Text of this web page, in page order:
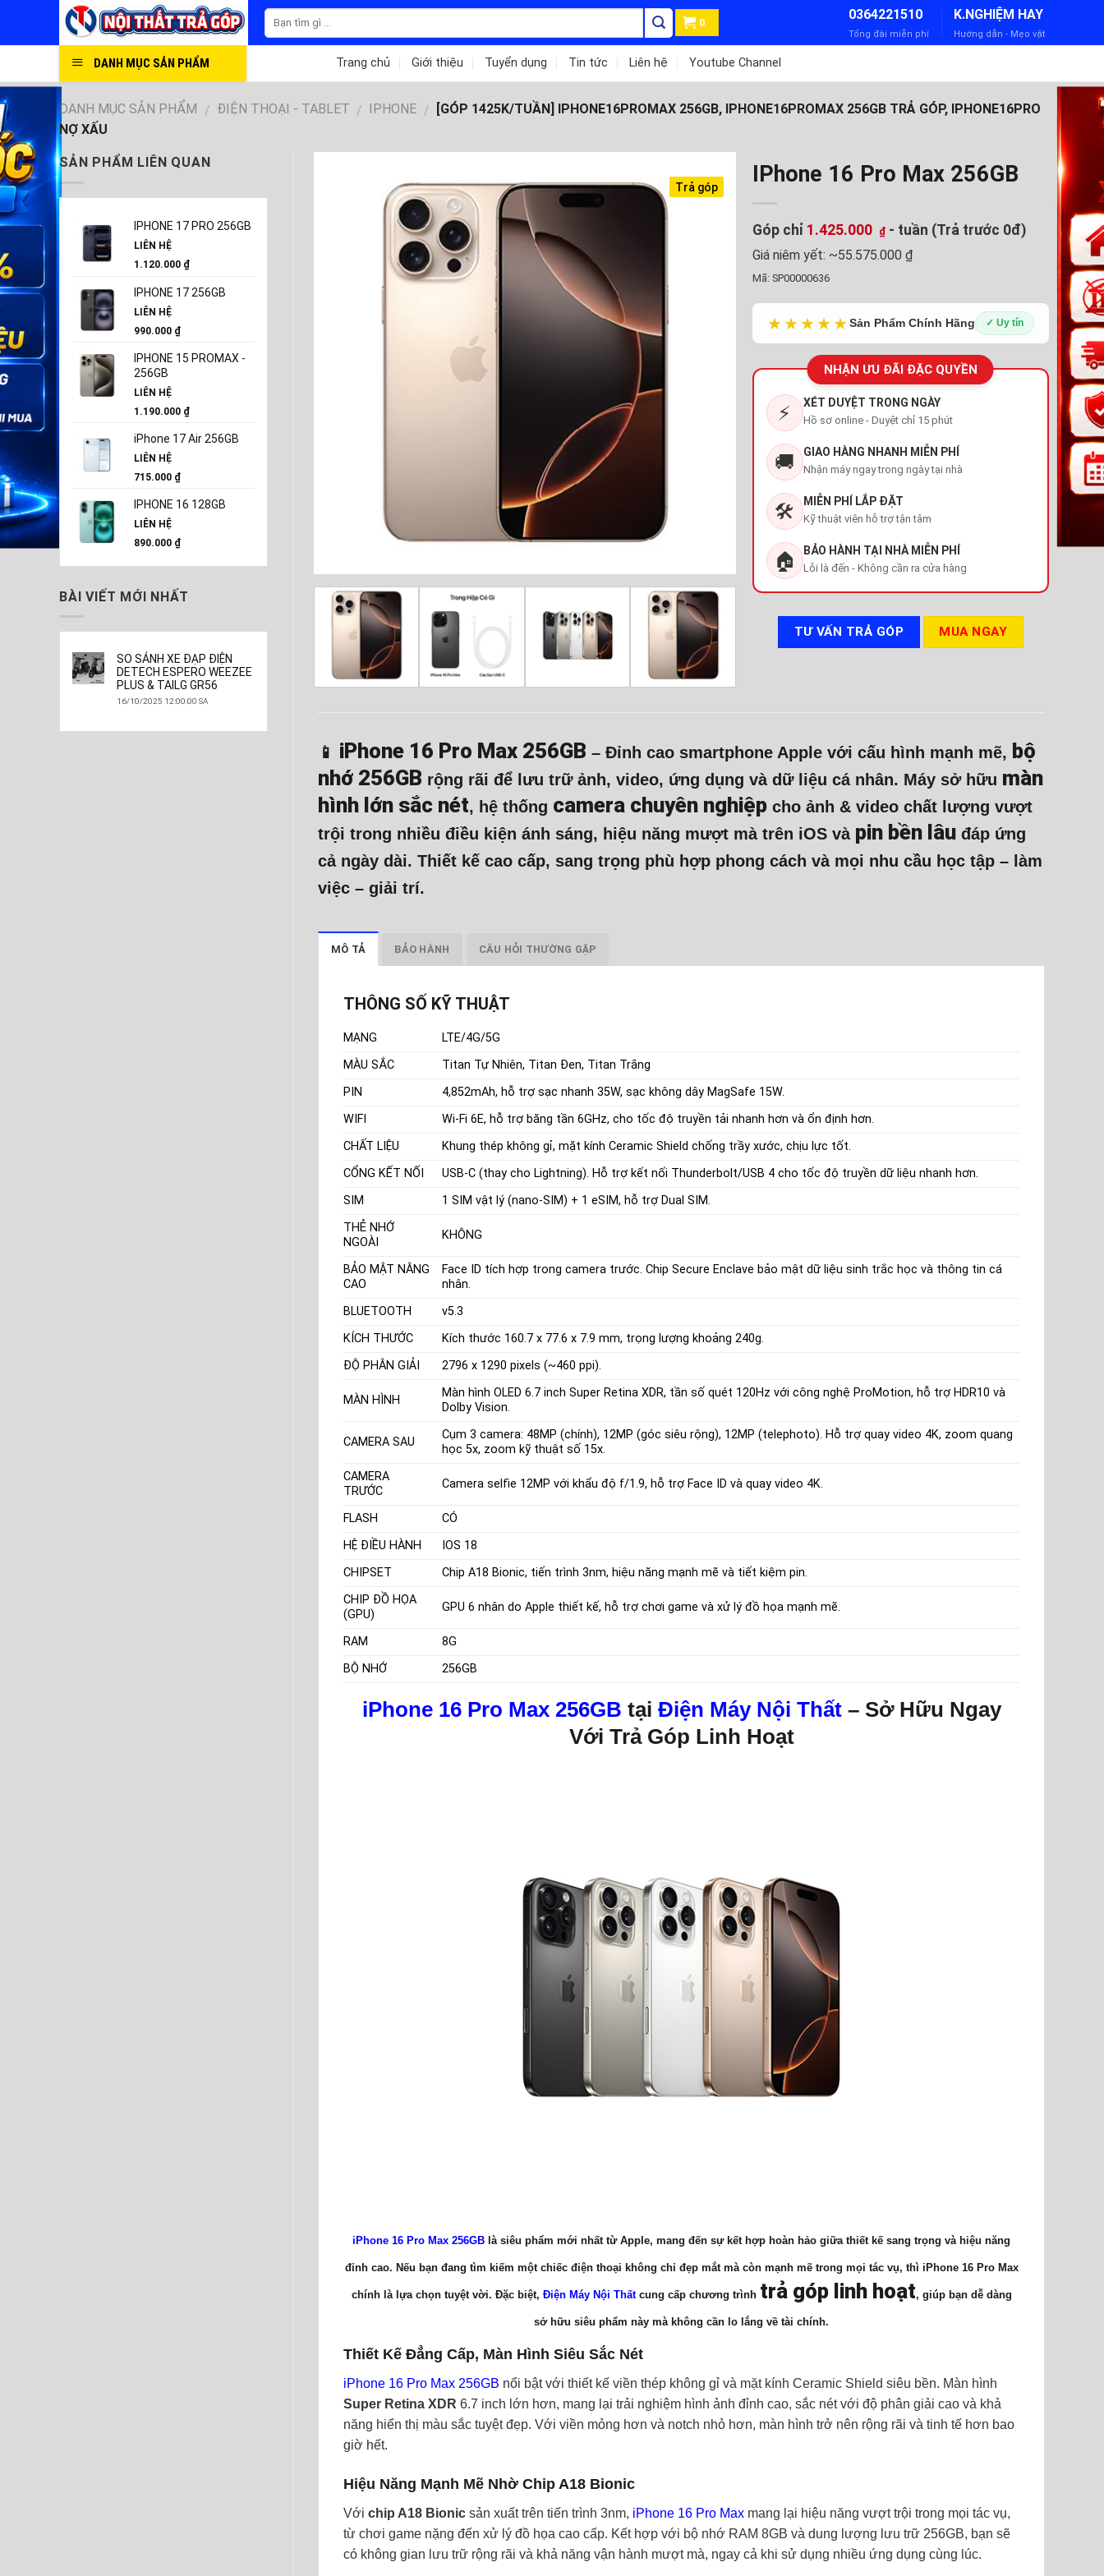
0
0364221510
Tổng đài miễn phí
K.NGHIỆM HAY
Hướng dẫn - Mẹo vặt
DANH MỤC SẢN PHẨM Trang chủ Giới thiệu Tuyển dụng Tin tức Liên hệ Youtube Channel
DANH MỤC SẢN PHẨM / ĐIỆN THOẠI - TABLET / IPHONE /
[GÓP 1425K/TUẦN] IPHONE16PROMAX 256GB, IPHONE16PROMAX 256GB TRẢ GÓP, IPHONE16PRO
NỢ XẤU
Trả góp IPhone 16 Pro Max 256GB
Góp chỉ 1.425.000 ₫ - tuần (Trả trước 0đ)
Giá niêm yết: ~55.575.000 ₫
Mã: SP00000636
★★★★★Sản Phẩm Chính Hãng ✓ Uy tín
NHẬN ƯU ĐÃI ĐẶC QUYỀN
⚡ XÉT DUYỆT TRONG NGÀY
Hồ sơ online - Duyệt chỉ 15 phút
🚚 GIAO HÀNG NHANH MIỄN PHÍ
Nhận máy ngay trong ngày tại nhà
🛠️ MIỄN PHÍ LẮP ĐẶT
Kỹ thuật viên hỗ trợ tận tâm
🏠 BẢO HÀNH TẠI NHÀ MIỄN PHÍ
Lỗi là đến - Không cần ra cửa hàng
TƯ VẤN TRẢ GÓP MUA NGAY
📱 iPhone 16 Pro Max 256GB – Đỉnh cao smartphone Apple với cấu hình mạnh mẽ, bộ
nhớ 256GB rộng rãi để lưu trữ ảnh, video, ứng dụng và dữ liệu cá nhân. Máy sở hữu màn
hình lớn sắc nét, hệ thống camera chuyên nghiệp cho ảnh & video chất lượng vượt
trội trong nhiều điều kiện ánh sáng, hiệu năng mượt mà trên iOS và pin bền lâu đáp ứng
cả ngày dài. Thiết kế cao cấp, sang trọng phù hợp phong cách và mọi nhu cầu học tập – làm
việc – giải trí.
MÔ TẢ BẢO HÀNH CÂU HỎI THƯỜNG GẶP
THÔNG SỐ KỸ THUẬT
MẠNG
LTE/4G/5G
MÀU SẮC
Titan Tự Nhiên, Titan Đen, Titan Trắng
PIN
4,852mAh, hỗ trợ sạc nhanh 35W, sạc không dây MagSafe 15W.
WIFI
Wi-Fi 6E, hỗ trợ băng tần 6GHz, cho tốc độ truyền tải nhanh hơn và ổn định hơn.
CHẤT LIỆU
Khung thép không gỉ, mặt kính Ceramic Shield chống trầy xước, chịu lực tốt.
CỔNG KẾT NỐI
USB-C (thay cho Lightning). Hỗ trợ kết nối Thunderbolt/USB 4 cho tốc độ truyền dữ liệu nhanh hơn.
SIM
1 SIM vật lý (nano-SIM) + 1 eSIM, hỗ trợ Dual SIM.
THẺ NHỚ
NGOÀI
KHÔNG
BẢO MẬT NÂNG
CAO
Face ID tích hợp trong camera trước. Chip Secure Enclave bảo mật dữ liệu sinh trắc học và thông tin cá
nhân.
BLUETOOTH
v5.3
KÍCH THƯỚC
Kích thước 160.7 x 77.6 x 7.9 mm, trọng lượng khoảng 240g.
ĐỘ PHÂN GIẢI
2796 x 1290 pixels (~460 ppi).
MÀN HÌNH
Màn hình OLED 6.7 inch Super Retina XDR, tần số quét 120Hz với công nghệ ProMotion, hỗ trợ HDR10 và
Dolby Vision.
CAMERA SAU
Cụm 3 camera: 48MP (chính), 12MP (góc siêu rộng), 12MP (telephoto). Hỗ trợ quay video 4K, zoom quang
học 5x, zoom kỹ thuật số 15x.
CAMERA
TRƯỚC
Camera selfie 12MP với khẩu độ f/1.9, hỗ trợ Face ID và quay video 4K.
FLASH
CÓ
HỆ ĐIỀU HÀNH
IOS 18
CHIPSET
Chip A18 Bionic, tiến trình 3nm, hiệu năng mạnh mẽ và tiết kiệm pin.
CHIP ĐỒ HỌA
(GPU)
GPU 6 nhân do Apple thiết kế, hỗ trợ chơi game và xử lý đồ họa mạnh mẽ.
RAM
8G
BỘ NHỚ
256GB
iPhone 16 Pro Max 256GB tại Điện Máy Nội Thất– Sở Hữu Ngay
Với Trả Góp Linh Hoạt
iPhone 16 Pro Max 256GB là siêu phẩm mới nhất từ Apple, mang đến sự kết hợp hoàn hảo giữa thiết kế sang trọng và hiệu năng
đỉnh cao. Nếu bạn đang tìm kiếm một chiếc điện thoại không chỉ đẹp mắt mà còn mạnh mẽ trong mọi tác vụ, thì iPhone 16 Pro Max
chính là lựa chọn tuyệt vời. Đặc biệt, Điện Máy Nội Thấtcung cấp chương trình trả góp linh hoạt, giúp bạn dễ dàng
sở hữu siêu phẩm này mà không cần lo lắng về tài chính.
Thiết Kế Đẳng Cấp, Màn Hình Siêu Sắc Nét
iPhone 16 Pro Max 256GB nổi bật với thiết kế viền thép không gỉ và mặt kính Ceramic Shield siêu bền. Màn hình
Super Retina XDR 6.7 inch lớn hơn, mang lại trải nghiệm hình ảnh đỉnh cao, sắc nét với độ phân giải cao và khả
năng hiển thị màu sắc tuyệt đẹp. Với viền mỏng hơn và notch nhỏ hơn, màn hình trở nên rộng rãi và tinh tế hơn bao
giờ hết.
Hiệu Năng Mạnh Mẽ Nhờ Chip A18 Bionic
Với chip A18 Bionic sản xuất trên tiến trình 3nm, iPhone 16 Pro Max mang lại hiệu năng vượt trội trong mọi tác vụ,
từ chơi game nặng đến xử lý đồ họa cao cấp. Kết hợp với bộ nhớ RAM 8GB và dung lượng lưu trữ 256GB, bạn sẽ
có không gian lưu trữ rộng rãi và khả năng vận hành mượt mà, ngay cả khi sử dụng nhiều ứng dụng cùng lúc.
SẢN PHẨM LIÊN QUAN
IPHONE 17 PRO 256GB
LIÊN HỆ
1.120.000 ₫
IPHONE 17 256GB
LIÊN HỆ
990.000 ₫
IPHONE 15 PROMAX -
256GB
LIÊN HỆ
1.190.000 ₫
iPhone 17 Air 256GB
LIÊN HỆ
715.000 ₫
IPHONE 16 128GB
LIÊN HỆ
890.000 ₫
BÀI VIẾT MỚI NHẤT
SO SÁNH XE ĐẠP ĐIỆN
DETECH ESPERO WEEZEE
PLUS & TAILG GR56
16/10/2025 12:00:00 SA